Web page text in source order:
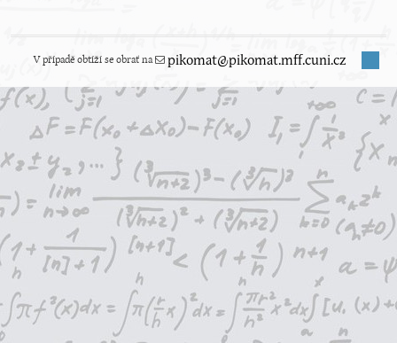
V případě obtíží se obrať na